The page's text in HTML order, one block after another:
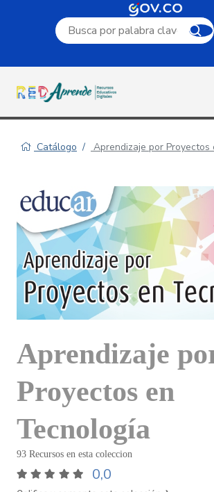
Campo de búsqueda por
Catálogo Aprendizaje por Proyectos
Aprendizaje
Proyectos en
Tecnología
93 Recursos en esta coleccion
0,0